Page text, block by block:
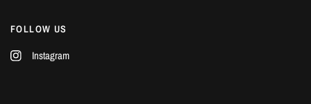
FOLLOW US
Instagram